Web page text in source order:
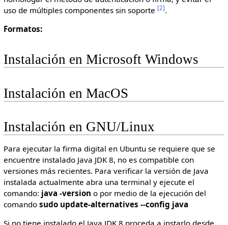
uso de múltiples componentes sin soporte [2].
Formatos:
Instalación en Microsoft Windows
Instalación en MacOS
Instalación en GNU/Linux
Para ejecutar la firma digital en Ubuntu se requiere que se
encuentre instalado Java JDK 8, no es compatible con
versiones más recientes. Para verificar la versión de Java
instalada actualmente abra una terminal y ejecute el
comando: java -version o por medio de la ejecución del
comando sudo update-alternatives --config java